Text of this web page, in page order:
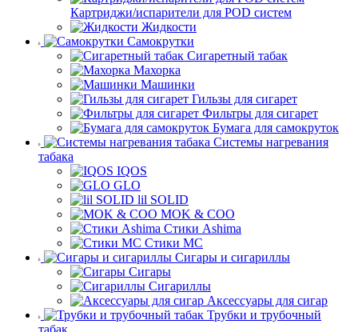
Картриджи/испарители для POD систем
Жидкости
Самокрутки
Сигаретный табак
Махорка
Машинки
Гильзы для сигарет
Фильтры для сигарет
Бумага для самокруток
Системы нагревания
табака
IQOS
GLO
lil SOLID
MOK & COO
Стики Ashima
Стики MC
Сигары и сигариллы
Сигары
Сигариллы
Аксессуары для сигар
Трубки и трубочный
табак